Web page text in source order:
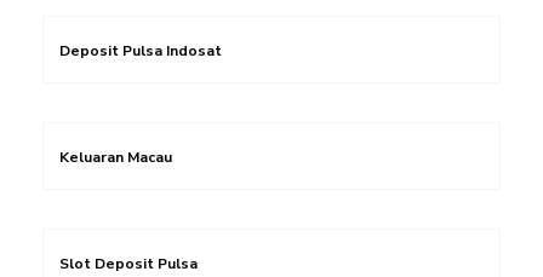
Deposit Pulsa Indosat
Keluaran Macau
Slot Deposit Pulsa